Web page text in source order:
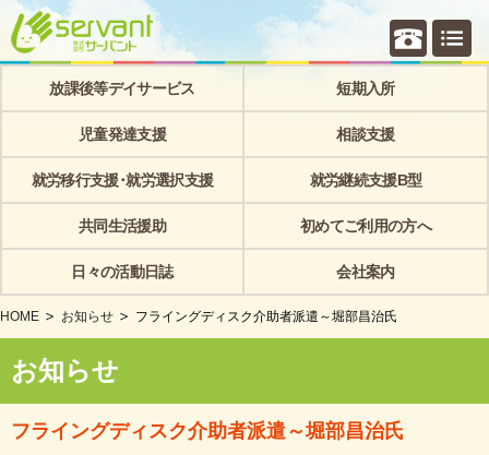
個別相
放課後等デイサービス 短期入所
児童発達支援 相談支援
就労移行支援･就労選択支援 就労継続支援B型
共同生活援助 初めてご利用の方へ
日々の活動日誌 会社案内
HOME お知らせ フライングディスク介助者派遣～堀部昌治氏
お知らせ
フライングディスク介助者派遣～堀部昌治氏